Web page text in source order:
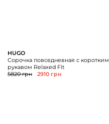
HUGO
Сорочка повседневная с коротким
рукавом Relaxed Fit
5820 грн
2910 грн